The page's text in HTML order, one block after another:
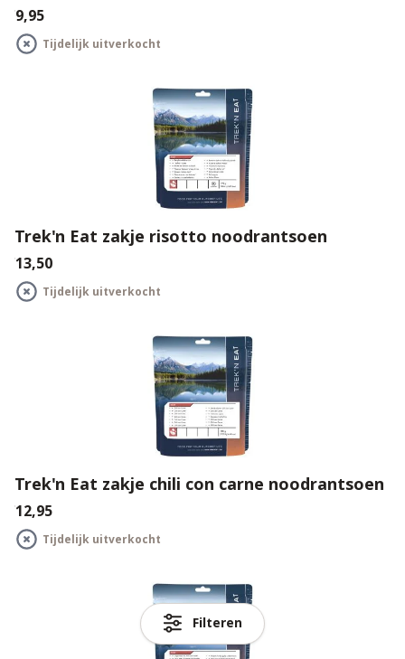
Filteren
€9,95
Tijdelijk uitverkocht
Trek'n Eat zakje risotto noodrantsoen
€13,50
Tijdelijk uitverkocht
Trek'n Eat zakje chili con carne noodrantsoen
€12,95
Tijdelijk uitverkocht